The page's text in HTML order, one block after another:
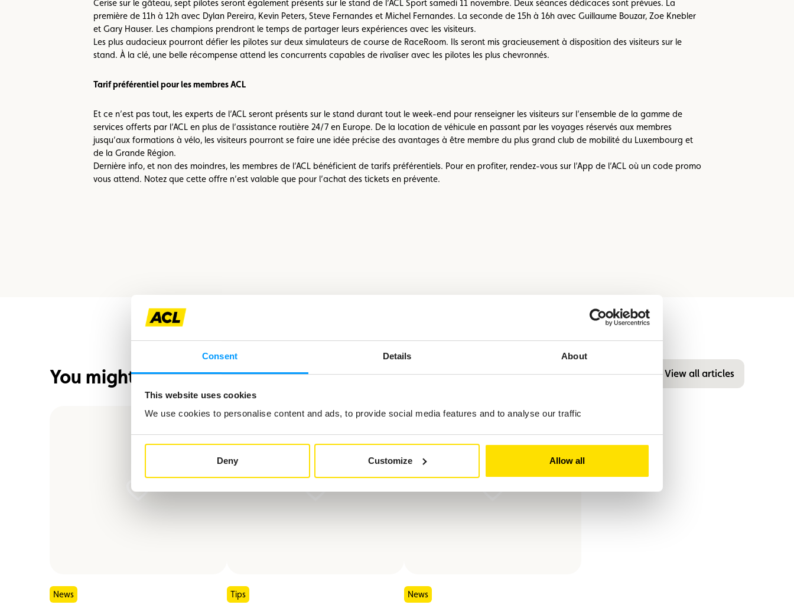
Consent Details About
This website uses cookies
We use cookies to personalise content and ads, to provide social media features and to analyse our traffic
Deny Customize Allow all
Cerise sur le gâteau, sept pilotes seront également présents sur le stand de l’ACL Sport samedi 11 novembre. Deux séances dédicaces sont prévues. La
première de 11h à 12h avec Dylan Pereira, Kevin Peters, Steve Fernandes et Michel Fernandes. La seconde de 15h à 16h avec Guillaume Bouzar, Zoe Knebler
et Gary Hauser. Les champions prendront le temps de partager leurs expériences avec les visiteurs.
Les plus audacieux pourront défier les pilotes sur deux simulateurs de course de RaceRoom. Ils seront mis gracieusement à disposition des visiteurs sur le
stand. À la clé, une belle récompense attend les concurrents capables de rivaliser avec les pilotes les plus chevronnés.
Tarif préférentiel pour les membres ACL
Et ce n’est pas tout, les experts de l’ACL seront présents sur le stand durant tout le week-end pour renseigner les visiteurs sur l’ensemble de la gamme de
services offerts par l’ACL en plus de l’assistance routière 24/7 en Europe. De la location de véhicule en passant par les voyages réservés aux membres
jusqu’aux formations à vélo, les visiteurs pourront se faire une idée précise des avantages à être membre du plus grand club de mobilité du Luxembourg et
de la Grande Région.
Dernière info, et non des moindres, les membres de l’ACL bénéficient de tarifs préférentiels. Pour en profiter, rendez-vous sur l’App de l’ACL où un code promo
vous attend. Notez que cette offre n’est valable que pour l’achat des tickets en prévente.
You might also be interested in View all articles
News Tips News